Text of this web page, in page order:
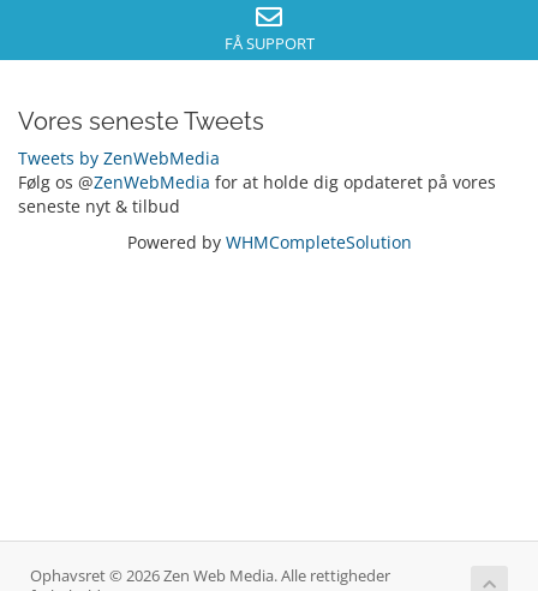
FÅ SUPPORT
Vores seneste Tweets
Tweets by ZenWebMedia
Følg os @ZenWebMedia for at holde dig opdateret på vores
seneste nyt & tilbud
Powered by WHMCompleteSolution
Ophavsret © 2026 Zen Web Media. Alle rettigheder